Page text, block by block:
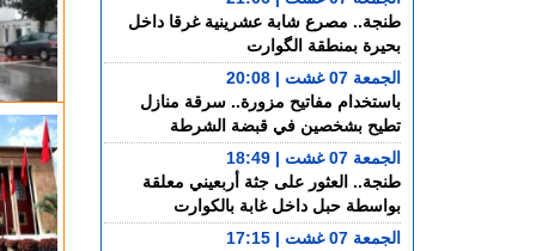
طنجة.. مصرع شابة عشرينية غرقا داخل
بحيرة بمنطقة الگوارت
الجمعة 07 غشت | 20:08
باستخدام مفاتيح مزورة.. سرقة منازل
تطيح بشخصين في قبضة الشرطة
الجمعة 07 غشت | 18:49
طنجة.. العثور على جثة أربعيني معلقة
بواسطة حبل داخل غابة بالكوارت
الجمعة 07 غشت | 17:15